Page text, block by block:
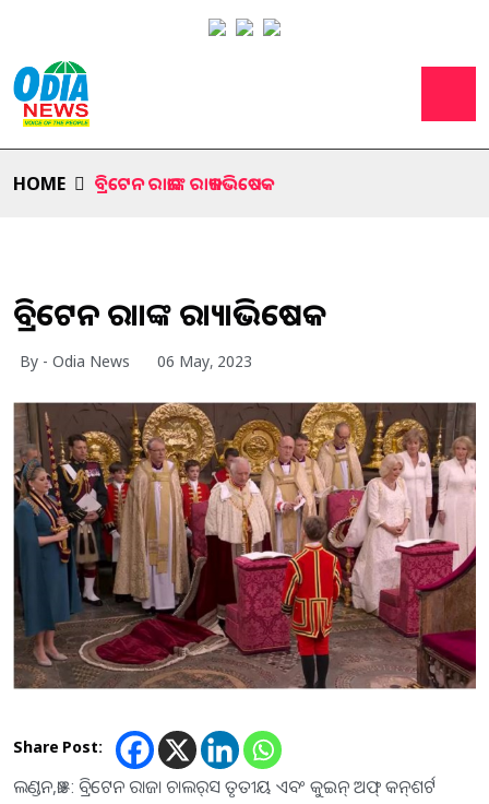
HOME ବ୍ରିଟେନ ରାଜାଙ୍କ ରାଜ୍ୟାଭିଷେକ
ବ୍ରିଟେନ ରାଜାଙ୍କ ରାଜ୍ୟାଭିଷେକ
By - Odia News 06 May, 2023
Share Post:
ଲଣ୍ଡନ,୬ା୫: ବ୍ରିଟେନ ରାଜା ଚାଲର୍‌ସ ତୃତୀୟ ଏବଂ କୁଇନ୍‌ ଅଫ୍‌ କନ୍‌ଶର୍ଟ